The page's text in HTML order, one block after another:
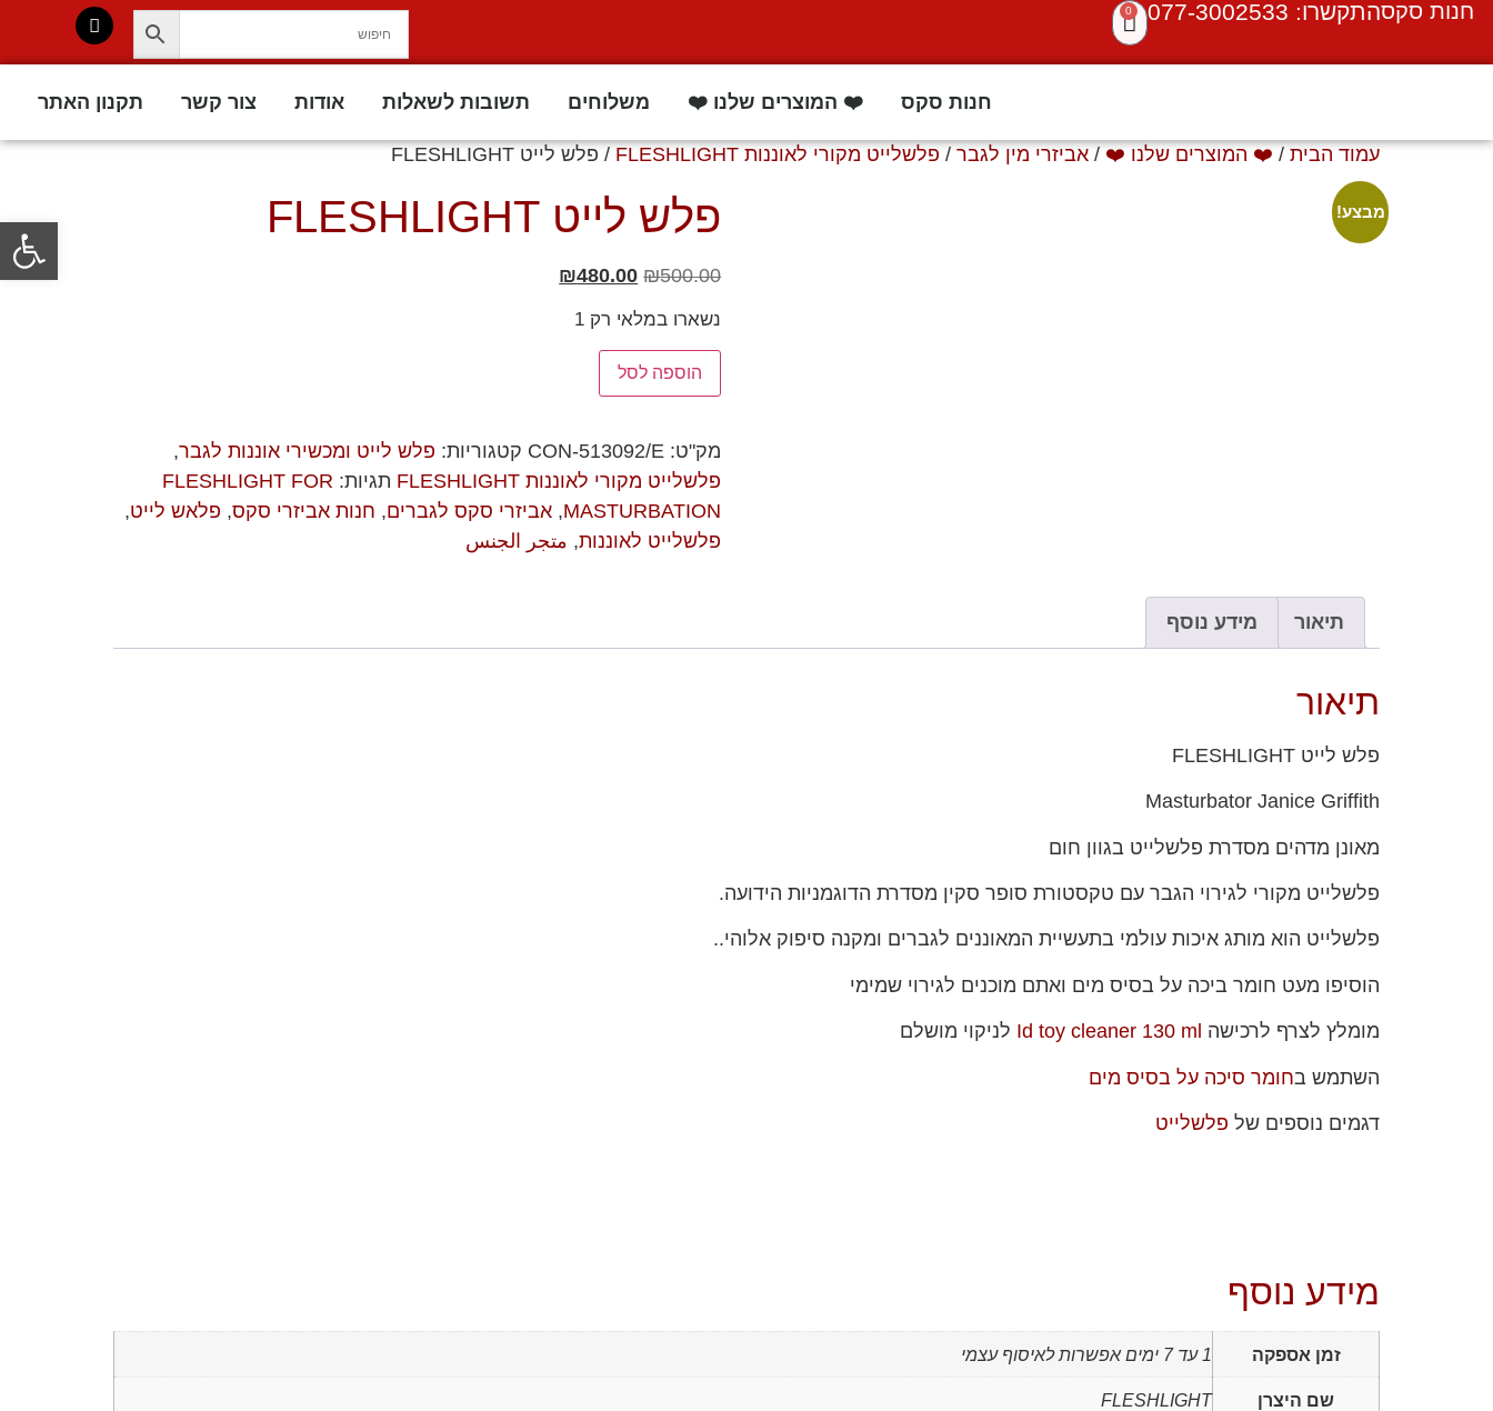
חנות סקסהתקשרו: 077-3002533 0
חנות סקס ❤️ המוצרים שלנו ❤️ משלוחים תשובות לשאלות אודות צור קשר תקנון האתר
עמוד הבית / ❤️ המוצרים שלנו ❤️ / אביזרי מין לגבר / פלשלייט מקורי לאוננות FLESHLIGHT / פלש לייט FLESHLIGHT
מבצע! פלש לייט FLESHLIGHT
₪500.00
₪480.00
נשארו במלאי רק 1
הוספה לסל
מק"ט: CON-513092/E קטגוריות: פלש לייט ומכשירי אוננות לגבר,
פלשלייט מקורי לאוננות FLESHLIGHT
תגיות: FLESHLIGHT FOR
MASTURBATION
, אביזרי סקס לגברים, חנות אביזרי סקס, פלאש לייט,
פלשלייט לאוננות, متجر الجنس
תיאור מידע נוסף
תיאור
פלש לייט FLESHLIGHT
Masturbator Janice Griffith
מאונן מדהים מסדרת פלשלייט בגוון חום
פלשלייט מקורי לגירוי הגבר עם טקסטורת סופר סקין מסדרת הדוגמניות הידועה.
פלשלייט הוא מותג איכות עולמי בתעשיית המאוננים לגברים ומקנה סיפוק אלוהי..
הוסיפו מעט חומר ביכה על בסיס מים ואתם מוכנים לגירוי שמימי
מומלץ לצרף לרכישה Id toy cleaner 130 ml לניקוי מושלם
השתמש בחומר סיכה על בסיס מים
דגמים נוספים של פלשלייט
מידע נוסף
זמן אספקה 1 עד 7 ימים אפשרות לאיסוף עצמי
שם היצרן FLESHLIGHT
פתח